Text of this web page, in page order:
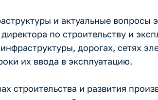
и актуальные
по строительству и
дорогах, сетях
их ввода в эксплуатацию.
строительства и развития